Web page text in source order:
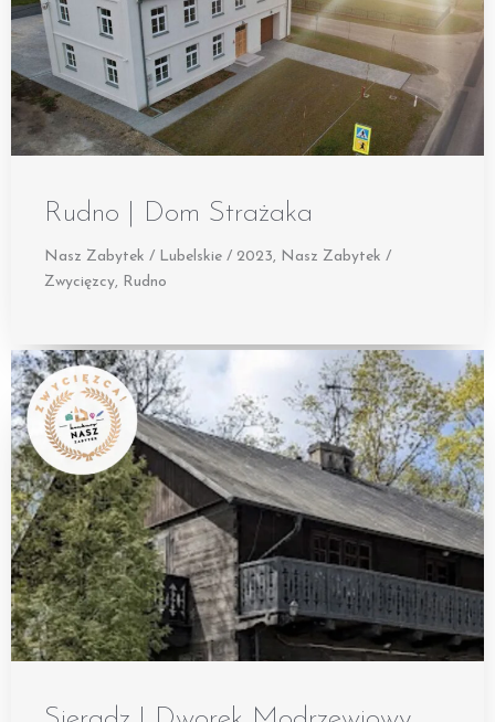
Rudno | Dom Strażaka
Nasz Zabytek / Lubelskie / 2023, Nasz Zabytek /
Zwycięzcy, Rudno